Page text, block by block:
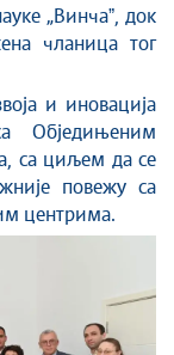
„Винчаˮ, док
чланица тог
и иновација
Обједињеним
са циљем да се
повежу са
центрима.